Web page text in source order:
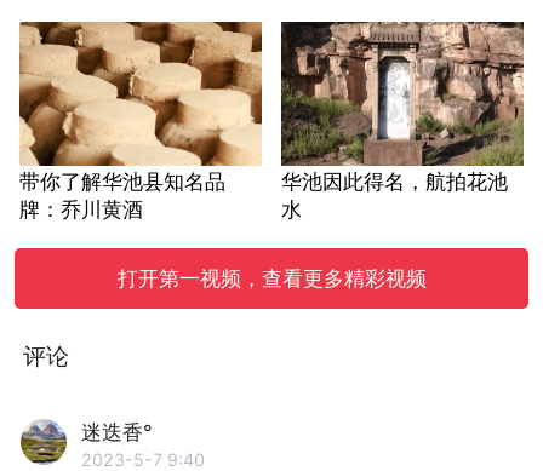
带你了解华池县知名品
牌：乔川黄酒
华池因此得名，航拍花池
水
打开第一视频，查看更多精彩视频
评论
迷迭香°
2023-5-7 9:40